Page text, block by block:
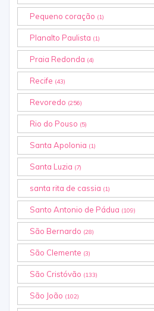
Pequeno coração (1)
Planalto Paulista (1)
Praia Redonda (4)
Recife (43)
Revoredo (256)
Rio do Pouso (5)
Santa Apolonia (1)
Santa Luzia (7)
santa rita de cassia (1)
Santo Antonio de Pádua (109)
São Bernardo (28)
São Clemente (3)
São Cristóvão (133)
São João (102)